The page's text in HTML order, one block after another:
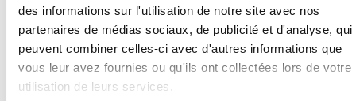
des informations sur l'utilisation de notre site avec nos
partenaires de médias sociaux, de publicité et d'analyse, qui
peuvent combiner celles-ci avec d'autres informations que
vous leur avez fournies ou qu'ils ont collectées lors de votre
utilisation de leurs services.
Article